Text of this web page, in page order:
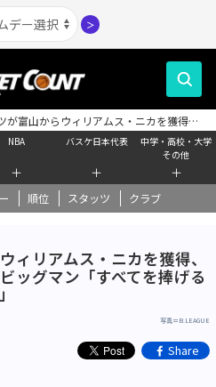
＞
NBA
＋
バスケ日本代表
＋
中学・高校・大学
その他
＋
順位 スタッツ クラブ
が富山からウィリアムス・ニカを獲得、
すべてを捧げる覚悟を持ってここに来
ィリアムス・ニカを獲得、
ッグマン「すべてを捧げる
写真＝B.LEAGUE
Share